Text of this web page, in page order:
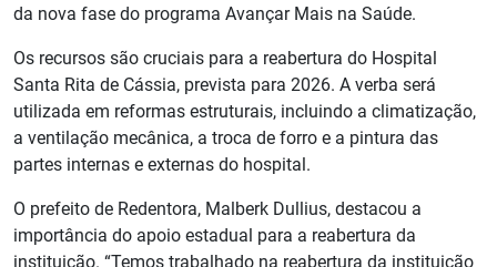
da nova fase do programa Avançar Mais na Saúde.
Os recursos são cruciais para a reabertura do Hospital
Santa Rita de Cássia, prevista para 2026. A verba será
utilizada em reformas estruturais, incluindo a climatização,
a ventilação mecânica, a troca de forro e a pintura das
partes internas e externas do hospital.
O prefeito de Redentora, Malberk Dullius, destacou a
importância do apoio estadual para a reabertura da
instituição. “Temos trabalhado na reabertura da instituição